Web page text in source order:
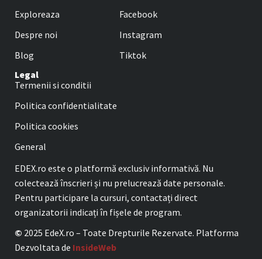
Exploreaza
Despre noi
Blog
Facebook
Instagram
Tiktok
Legal
Termenii si conditii
Politica confidentialitate
Politica cookies
General
EDEX.ro este o platformă exclusiv informativă. Nu
colectează înscrieri și nu prelucrează date personale.
Pentru participare la cursuri, contactați direct
organizatorii indicați în fișele de program.
© 2025 EdeX.ro – Toate Drepturile Rezervate. Platforma
Dezvoltata de InsideWeb